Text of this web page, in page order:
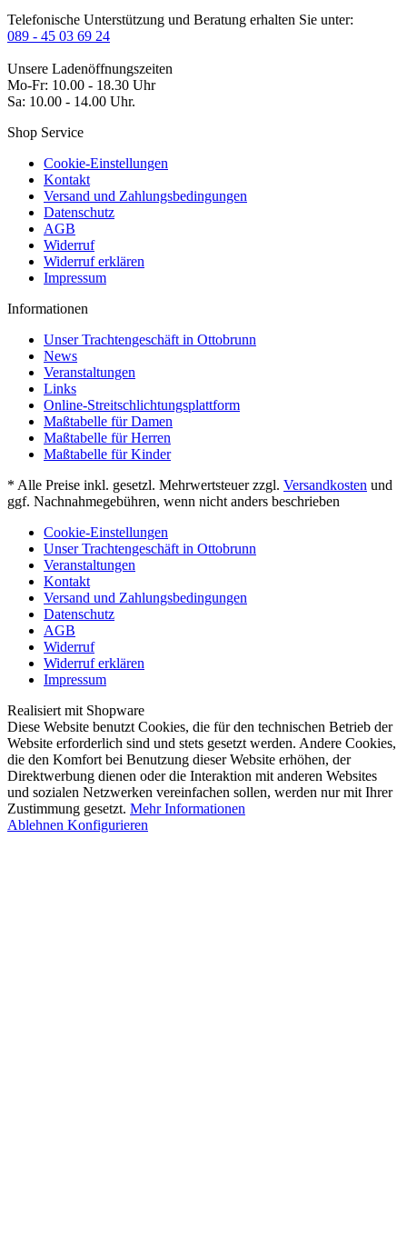
Telefonische Unterstützung und Beratung erhalten Sie unter:
089 - 45 03 69 24
Unsere Ladenöffnungszeiten
Mo-Fr: 10.00 - 18.30 Uhr
Sa: 10.00 - 14.00 Uhr.
Shop Service
Cookie-Einstellungen
Kontakt
Versand und Zahlungsbedingungen
Datenschutz
AGB
Widerruf
Widerruf erklären
Impressum
Informationen
Unser Trachtengeschäft in Ottobrunn
News
Veranstaltungen
Links
Online-Streitschlichtungsplattform
Maßtabelle für Damen
Maßtabelle für Herren
Maßtabelle für Kinder
* Alle Preise inkl. gesetzl. Mehrwertsteuer zzgl. Versandkosten und
ggf. Nachnahmegebühren, wenn nicht anders beschrieben
Cookie-Einstellungen
Unser Trachtengeschäft in Ottobrunn
Veranstaltungen
Kontakt
Versand und Zahlungsbedingungen
Datenschutz
AGB
Widerruf
Widerruf erklären
Impressum
Realisiert mit Shopware
Diese Website benutzt Cookies, die für den technischen Betrieb der
Website erforderlich sind und stets gesetzt werden. Andere Cookies,
die den Komfort bei Benutzung dieser Website erhöhen, der
Direktwerbung dienen oder die Interaktion mit anderen Websites
und sozialen Netzwerken vereinfachen sollen, werden nur mit Ihrer
Zustimmung gesetzt. Mehr Informationen
Ablehnen Konfigurieren